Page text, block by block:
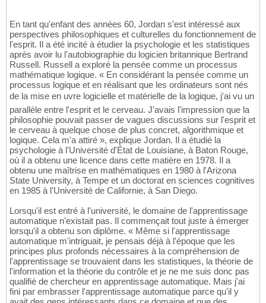
En tant qu'enfant des années 60, Jordan s'est intéressé aux
perspectives philosophiques et culturelles du fonctionnement de
l'esprit. Il a été incité à étudier la psychologie et les statistiques
après avoir lu l'autobiographie du logicien britannique Bertrand
Russell. Russell a exploré la pensée comme un processus
mathématique logique. « En considérant la pensée comme un
processus logique et en réalisant que les ordinateurs sont nés
de la mise en uvre logicielle et matérielle de la logique, j'ai vu un
parallèle entre l'esprit et le cerveau. J'avais l'impression que la
philosophie pouvait passer de vagues discussions sur l'esprit et
le cerveau à quelque chose de plus concret, algorithmique et
logique. Cela m'a attiré », explique Jordan. Il a étudié la
psychologie à l'Université d'État de Louisiane, à Baton Rouge,
où il a obtenu une licence dans cette matière en 1978. Il a
obtenu une maîtrise en mathématiques en 1980 à l'Arizona
State University, à Tempe et un doctorat en sciences cognitives
en 1985 à l'Université de Californie, à San Diego.
Lorsqu'il est entré à l'université, le domaine de l'apprentissage
automatique n'existait pas. Il commençait tout juste à émerger
lorsqu'il a obtenu son diplôme. « Même si l'apprentissage
automatique m'intriguait, je pensais déjà à l'époque que les
principes plus profonds nécessaires à la compréhension de
l'apprentissage se trouvaient dans les statistiques, la théorie de
l'information et la théorie du contrôle et je ne me suis donc pas
qualifié de chercheur en apprentissage automatique. Mais j'ai
fini par embrasser l'apprentissage automatique parce qu'il y